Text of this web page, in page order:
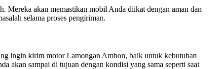
akan memastikan mobil Anda diikat dengan aman dan
selama proses pengiriman.
ingin kirim motor Lamongan Ambon, baik untuk kebutuhan
akan sampai di tujuan dengan kondisi yang sama seperti saat